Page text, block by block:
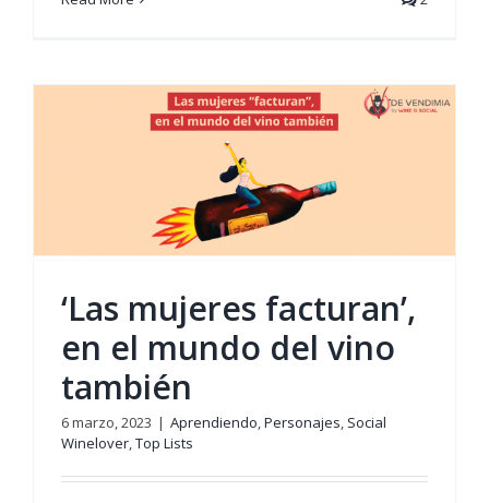
‘Las mujeres facturan’,
en el mundo del vino
también
6 marzo, 2023 | Aprendiendo,Personajes, Social
Winelover,Top Lists